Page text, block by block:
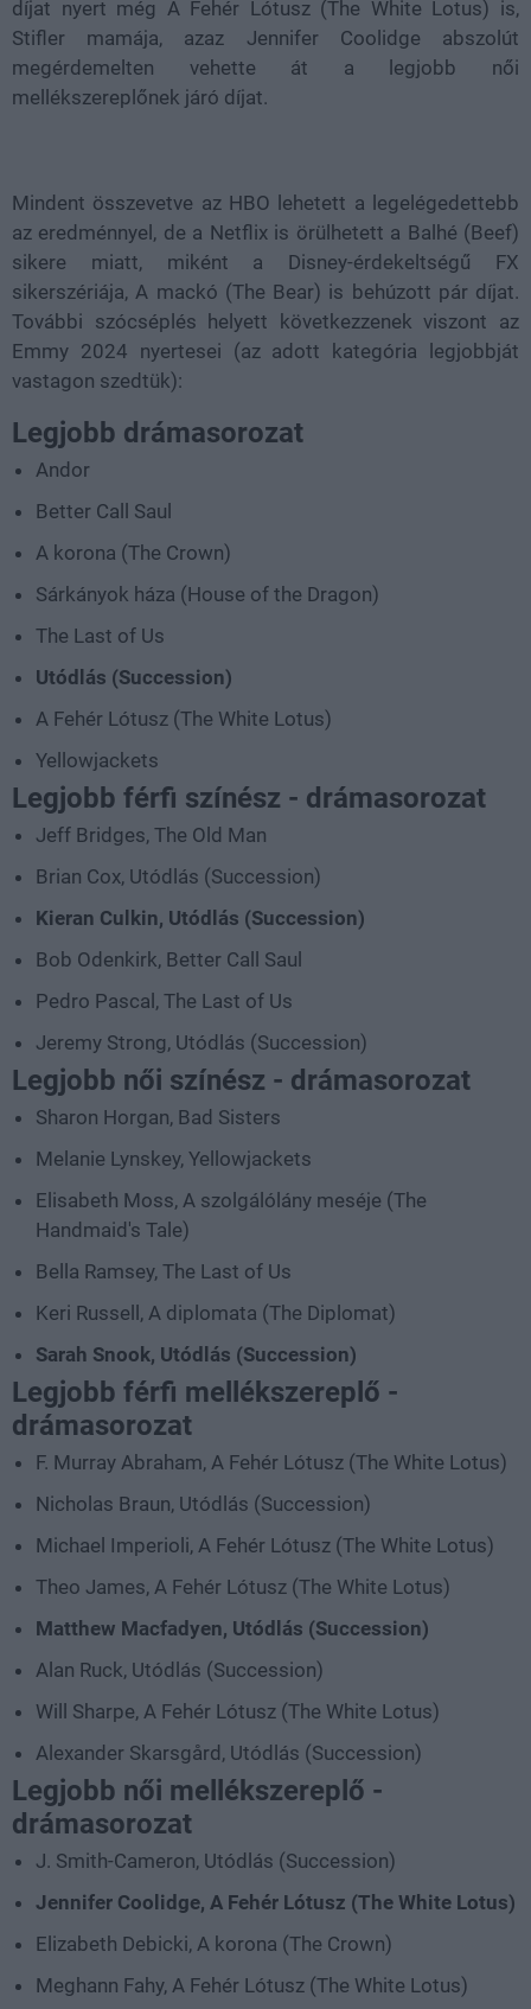
díjat nyert még A Fehér Lótusz (The White Lotus) is,
Stifler mamája, azaz Jennifer Coolidge abszolút
megérdemelten vehette át a legjobb női
mellékszereplőnek járó díjat.
Mindent összevetve az HBO lehetett a legelégedettebb
az eredménnyel, de a Netflix is örülhetett a Balhé (Beef)
sikere miatt, miként a Disney-érdekeltségű FX
sikerszériája, A mackó (The Bear) is behúzott pár díjat.
További szócséplés helyett következzenek viszont az
Emmy 2024 nyertesei (az adott kategória legjobbját
vastagon szedtük):
Legjobb drámasorozat
Andor
Better Call Saul
A korona (The Crown)
Sárkányok háza (House of the Dragon)
The Last of Us
Utódlás (Succession)
A Fehér Lótusz (The White Lotus)
Yellowjackets
Legjobb férfi színész - drámasorozat
Jeff Bridges, The Old Man
Brian Cox, Utódlás (Succession)
Kieran Culkin, Utódlás (Succession)
Bob Odenkirk, Better Call Saul
Pedro Pascal, The Last of Us
Jeremy Strong, Utódlás (Succession)
Legjobb női színész - drámasorozat
Sharon Horgan, Bad Sisters
Melanie Lynskey, Yellowjackets
Elisabeth Moss, A szolgálólány meséje (The
Handmaid's Tale)
Bella Ramsey, The Last of Us
Keri Russell, A diplomata (The Diplomat)
Sarah Snook, Utódlás (Succession)
Legjobb férfi mellékszereplő -
drámasorozat
F. Murray Abraham, A Fehér Lótusz (The White Lotus)
Nicholas Braun, Utódlás (Succession)
Michael Imperioli, A Fehér Lótusz (The White Lotus)
Theo James, A Fehér Lótusz (The White Lotus)
Matthew Macfadyen, Utódlás (Succession)
Alan Ruck, Utódlás (Succession)
Will Sharpe, A Fehér Lótusz (The White Lotus)
Alexander Skarsgård, Utódlás (Succession)
Legjobb női mellékszereplő -
drámasorozat
J. Smith-Cameron, Utódlás (Succession)
Jennifer Coolidge, A Fehér Lótusz (The White Lotus)
Elizabeth Debicki, A korona (The Crown)
Meghann Fahy, A Fehér Lótusz (The White Lotus)